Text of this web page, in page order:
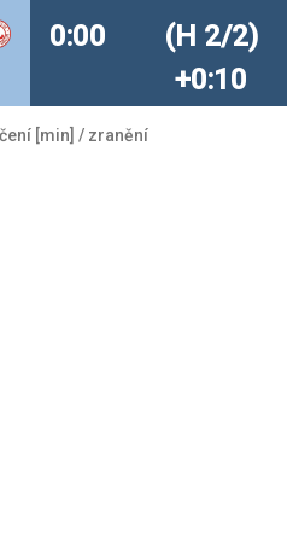
0:00
(H 2/2)
+0:10
[min] / zranění